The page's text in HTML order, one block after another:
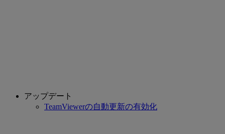
アップデート
TeamViewerの自動更新の有効化